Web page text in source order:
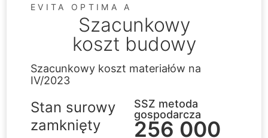
EVITA OPTIMA A
Szacunkowy
koszt budowy
Szacunkowy koszt materiałów na
IV/2023
Stan surowy
zamknięty
SSZ metoda
gospodarcza
256 000